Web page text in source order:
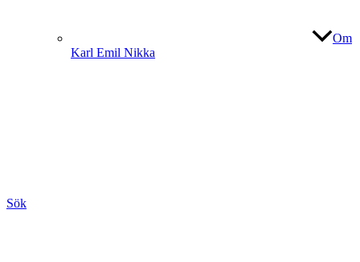
Om
Karl Emil Nikka
Sök